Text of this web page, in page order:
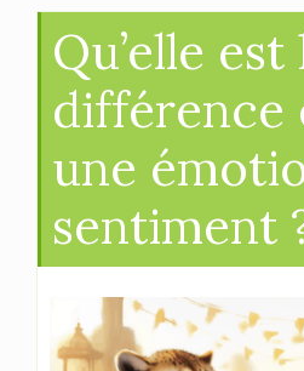
Qu’elle est
différence
une
sentiment